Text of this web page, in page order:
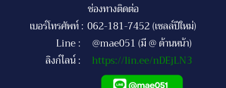
ช่องทางติดต่อ
เบอร์โทรศัพท์ : 062-181-7452 (เซลล์ปีใหม่)
Line :
@mae051 (มี @ ด้านหน้า)
ลิงก์ไลน์ :
https://lin.ee/nDEjLN3